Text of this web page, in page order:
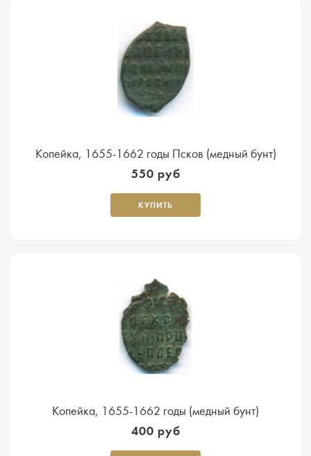
Копейка, 1655-1662 годы Псков (медный бунт)
550 руб
КУПИТЬ
Копейка, 1655-1662 годы (медный бунт)
400 руб